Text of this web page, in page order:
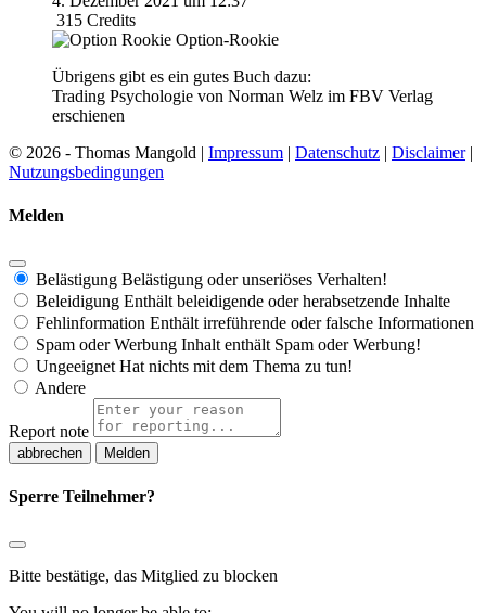
315 Credits
Option-Rookie
Übrigens gibt es ein gutes Buch dazu:
Trading Psychologie von Norman Welz im FBV Verlag
erschienen
© 2026 - Thomas Mangold | Impressum | Datenschutz | Disclaimer|
Nutzungsbedingungen
Melden
Belästigung Belästigung oder unseriöses Verhalten!
Beleidigung Enthält beleidigende oder herabsetzende Inhalte
Fehlinformation Enthält irreführende oder falsche Informationen
Spam oder Werbung Inhalt enthält Spam oder Werbung!
Ungeeignet Hat nichts mit dem Thema zu tun!
Andere
Report note
Melden
Sperre Teilnehmer?
Bitte bestätige, das Mitglied zu blocken